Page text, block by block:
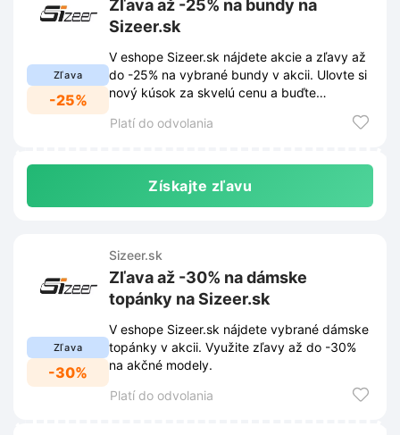
Zľava
-25%
Zľava až -25% na bundy na
Sizeer.sk
V eshope Sizeer.sk nájdete akcie a zľavy až
do -25% na vybrané bundy v akcii. Ulovte si
nový kúsok za skvelú cenu a buďte
Platí do odvolania
Získajte zľavu
Zľava
-30%
Sizeer.sk
Zľava až -30% na dámske
topánky na Sizeer.sk
V eshope Sizeer.sk nájdete vybrané dámske
topánky v akcii. Využite zľavy až do -30%
na akčné modely.
Platí do odvolania